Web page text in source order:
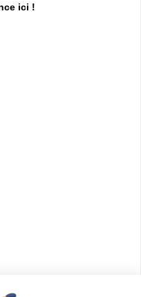
ici !